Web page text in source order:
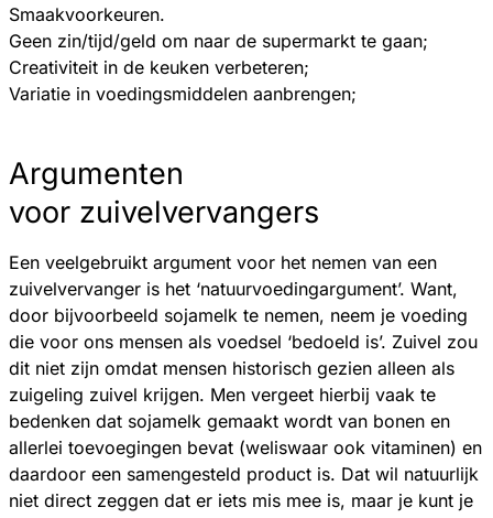
Smaakvoorkeuren.
Geen zin/tijd/geld om naar de supermarkt te gaan;
Creativiteit in de keuken verbeteren;
Variatie in voedingsmiddelen aanbrengen;
Argumenten
voor zuivelvervangers
Een veelgebruikt argument voor het nemen van een
zuivelvervanger is het ‘natuurvoedingargument’. Want,
door bijvoorbeeld sojamelk te nemen, neem je voeding
die voor ons mensen als voedsel ‘bedoeld is’. Zuivel zou
dit niet zijn omdat mensen historisch gezien alleen als
zuigeling zuivel krijgen. Men vergeet hierbij vaak te
bedenken dat sojamelk gemaakt wordt van bonen en
allerlei toevoegingen bevat (weliswaar ook vitaminen) en
daardoor een samengesteld product is. Dat wil natuurlijk
niet direct zeggen dat er iets mis mee is, maar je kunt je